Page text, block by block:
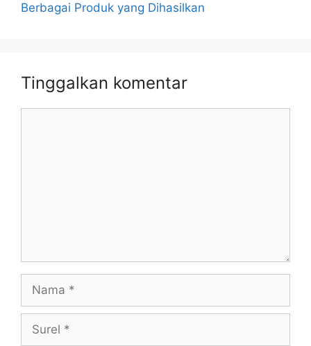
Berbagai Produk yang Dihasilkan
Tinggalkan komentar
Nama
Surel